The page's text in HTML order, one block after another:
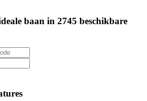
baan in 2745 beschikbare